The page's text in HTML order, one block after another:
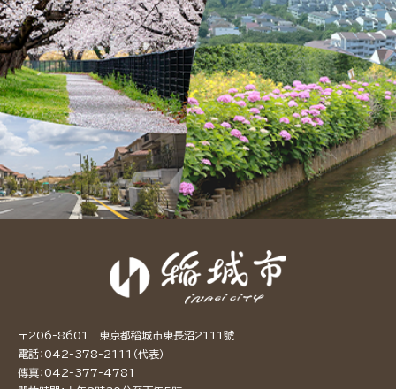
〒206-8601 東京都稻城市東長沼2111號
電話：042-378-2111（代表）
傳真：042-377-4781